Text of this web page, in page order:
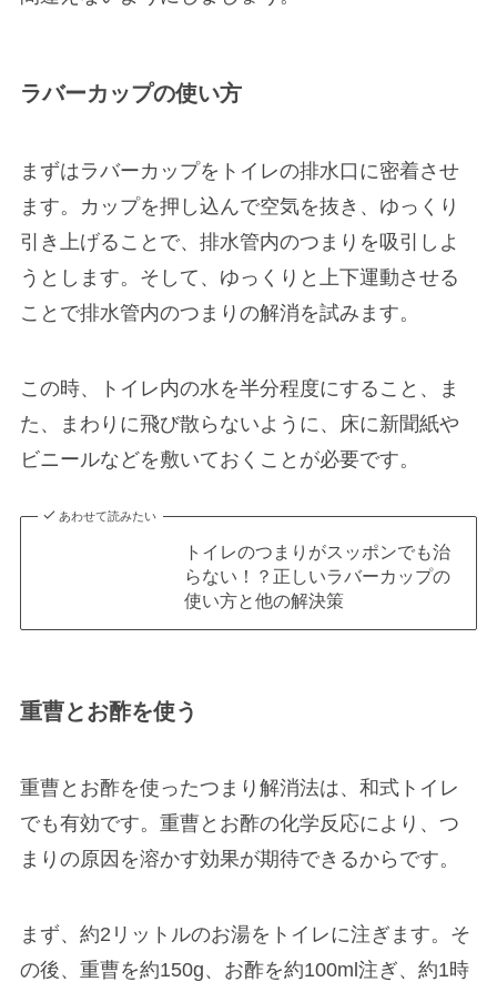
ラバーカップの使い方
まずはラバーカップをトイレの排水口に密着させ
ます。カップを押し込んで空気を抜き、ゆっくり
引き上げることで、排水管内のつまりを吸引しよ
うとします。そして、ゆっくりと上下運動させる
ことで排水管内のつまりの解消を試みます。
この時、トイレ内の水を半分程度にすること、ま
た、まわりに飛び散らないように、床に新聞紙や
ビニールなどを敷いておくことが必要です。
あわせて読みたい
トイレのつまりがスッポンでも治
らない！？正しいラバーカップの
使い方と他の解決策
重曹とお酢を使う
重曹とお酢を使ったつまり解消法は、和式トイレ
でも有効です。重曹とお酢の化学反応により、つ
まりの原因を溶かす効果が期待できるからです。
まず、約2リットルのお湯をトイレに注ぎます。そ
の後、重曹を約150g、お酢を約100ml注ぎ、約1時